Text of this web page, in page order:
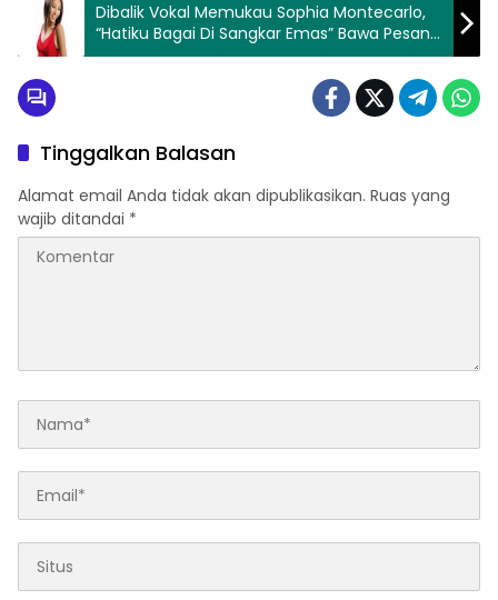
Dibalik Vokal Memukau Sophia Montecarlo,
“Hatiku Bagai Di Sangkar Emas” Bawa Pesan
Emosional Mendalam
Tinggalkan Balasan
Alamat email Anda tidak akan dipublikasikan. Ruas yang
wajib ditandai *